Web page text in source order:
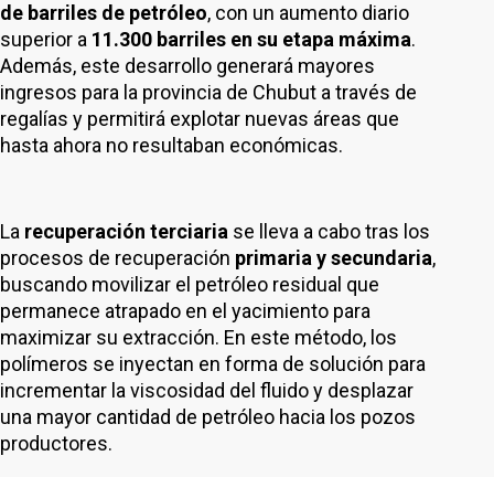
de barriles de petróleo, con un aumento diario
superior a 11.300 barriles en su etapa máxima.
Además, este desarrollo generará mayores
ingresos para la provincia de Chubut a través de
regalías y permitirá explotar nuevas áreas que
hasta ahora no resultaban económicas.
La recuperación terciaria se lleva a cabo tras los
procesos de recuperación primaria y secundaria,
buscando movilizar el petróleo residual que
permanece atrapado en el yacimiento para
maximizar su extracción. En este método, los
polímeros se inyectan en forma de solución para
incrementar la viscosidad del fluido y desplazar
una mayor cantidad de petróleo hacia los pozos
productores.